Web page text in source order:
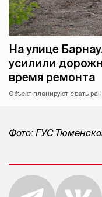
На улице
усилили
время ремонта
Объект планируют сдать
Фото: ГУС